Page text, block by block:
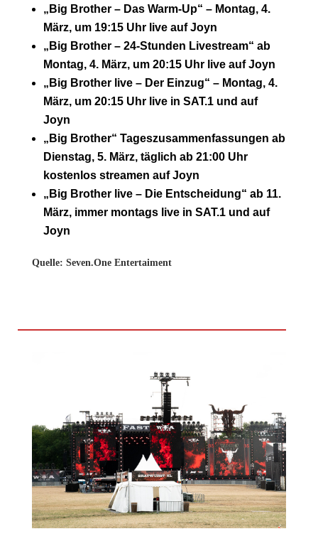
„Big Brother – Das Warm-Up“ – Montag, 4.
März, um 19:15 Uhr live auf Joyn
„Big Brother – 24-Stunden Livestream“ ab
Montag, 4. März, um 20:15 Uhr live auf Joyn
„Big Brother live – Der Einzug“ – Montag, 4.
März, um 20:15 Uhr live in SAT.1 und auf
Joyn
„Big Brother“ Tageszusammenfassungen ab
Dienstag, 5. März, täglich ab 21:00 Uhr
kostenlos streamen auf Joyn
„Big Brother live – Die Entscheidung“ ab 11.
März, immer montags live in SAT.1 und auf
Joyn
Quelle: Seven.One Entertaiment